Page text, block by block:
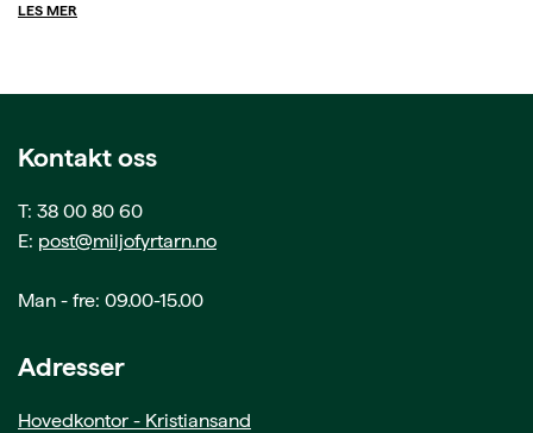
LES MER
Kontakt oss
T: 38 00 80 60
E: post@miljofyrtarn.no
Man - fre: 09.00-15.00
Adresser
Hovedkontor - Kristiansand